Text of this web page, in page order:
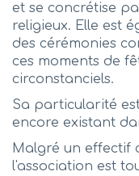
et se concrétise
religieux. Elle est
des cérémonies
ces moments de
circonstanciels.
Sa particularité
encore existant
Malgré un effectif
l'association est